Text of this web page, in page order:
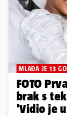
MLAĐA JE 13
FOTO
brak s
'Vidio je